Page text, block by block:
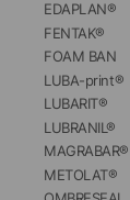
EDAPLAN®
FENTAK®
FOAM BAN
LUBA-print®
LUBARIT®
LUBRANIL®
MAGRABAR®
METOLAT®